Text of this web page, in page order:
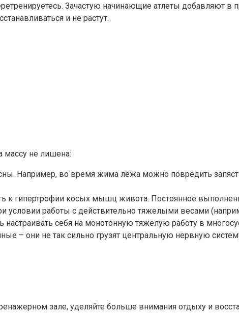
Зачастую начинающие атлеты
и не растут.
массу не лишена:
Например, во время жима лёжа можно повредить
к гипертрофии косых мышц живота. Постоянное
условии работы с действительно тяжелыми весами
настраивать себя на монотонную тяжёлую работу в
– они не так сильно грузят центральную нервную
зале, уделяйте больше внимания отдыху и